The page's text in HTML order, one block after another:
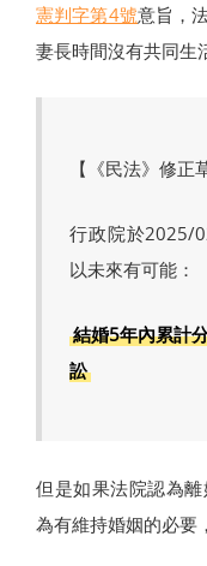
憲判字第4號意旨，
妻長時間沒有共同生
【《民法》修正
行政院於2025/
以未來有可能：
結婚5年內累計
訟
但是如果法院認為
為有維持婚姻的必要